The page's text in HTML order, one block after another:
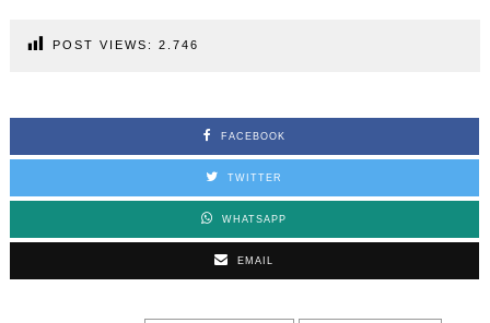
POST VIEWS: 2.746
FACEBOOK
TWITTER
WHATSAPP
EMAIL